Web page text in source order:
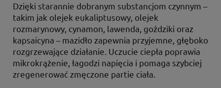
Dzięki starannie dobranym substancjom czynnym –
takim jak olejek eukaliptusowy, olejek
rozmarynowy, cynamon, lawenda, goździki oraz
kapsaicyna – mazidło zapewnia przyjemne, głęboko
rozgrzewające działanie. Uczucie ciepła poprawia
mikrokrążenie, łagodzi napięcia i pomaga szybciej
zregenerować zmęczone partie ciała.